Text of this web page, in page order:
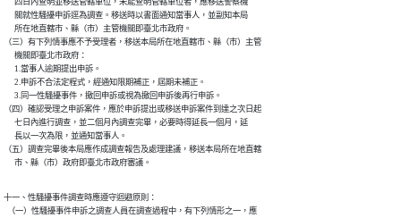
      四日內查明並移送管轄單位，未能查明管轄單位者，應移送警察機
      關就性騷擾申訴逕為調查。移送時以書面通知當事人，並副知本局
      所在地直轄市、縣（市）主管機關即臺北市政府。
（三）有下列情事應不予受理者，移送本局所在地直轄市、縣（市）主管
      機關即臺北市政府：
      1.當事人逾期提出申訴。
      2.申訴不合法定程式，經通知限期補正，屆期未補正。
      3.同一性騷擾事件，撤回申訴或視為撤回申訴後再行申訴。
（四）確認受理之申訴案件，應於申訴提出或移送申訴案件到達之次日起
      七日內進行調查，並二個月內調查完畢，必要時得延長一個月，延
      長以一次為限，並通知當事人。
（五）調查完畢後本局應作成調查報告及處理建議，移送本局所在地直轄
      市、縣（市）政府即臺北市政府審議。
十一、性騷擾事件調查時應遵守迴避原則：
  （一）性騷擾事件申訴之調查人員在調查過程中，有下列情形之一，應